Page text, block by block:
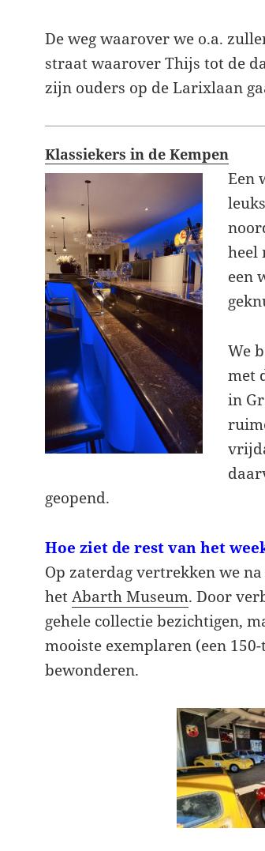
De weg waarover we o.a.
straat waarover Thijs tot de
zijn ouders op de Larixlaan
Klassiekers in de Kempen
Een
heel
een
We
met
in
geopend.
Hoe ziet de rest van het
Op zaterdag vertrekken we
hetAbarth Museum. Door
gehele collectie bezichtigen,
mooiste exemplaren (een
bewonderen.